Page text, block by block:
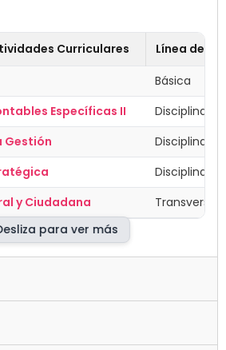
Curriculares
Línea de
Básica
Específicas II
Disciplinar
Gestión
Disciplinar
Disciplinar
y Ciudadana
Transversal